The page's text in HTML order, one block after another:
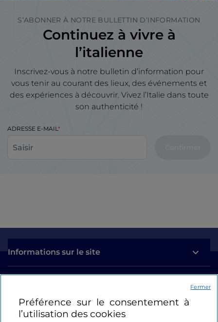
S’ABONNER À NOTRE BULLETTIN D’INFORMATION
Continuez à vivre à
l’italienne
Inscrivez-vous à notre bulletin d’information pour
vous tenir au courant des lieux, des événements et
des expériences à découvrir. Vivez l’Italie dans toute
son authenticité !
ADRESSE E-MAIL
Informations sur le site
Se connecter
Préférence sur le consentement à
l’utilisation des cookies
Fermer